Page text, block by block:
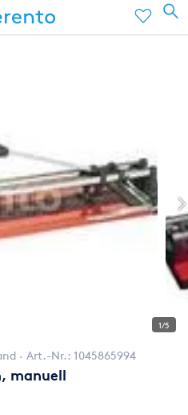
1/5
Art.-Nr.: 1045865994
manuell